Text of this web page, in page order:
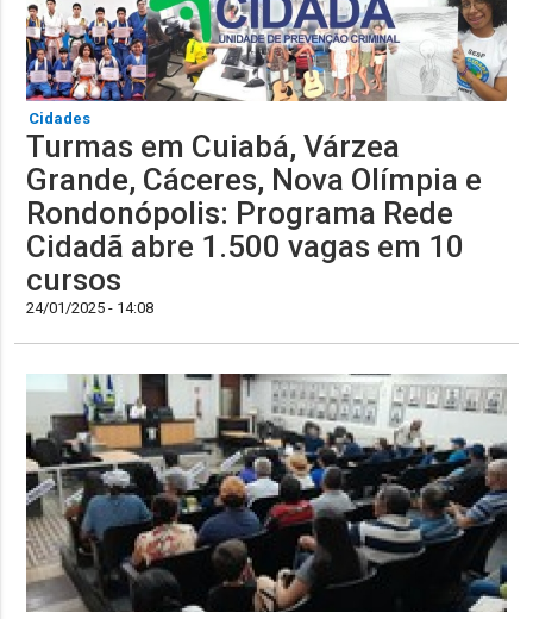
Cidades
Turmas em Cuiabá, Várzea
Grande, Cáceres, Nova Olímpia e
Rondonópolis: Programa Rede
Cidadã abre 1.500 vagas em 10
cursos
24/01/2025 - 14:08